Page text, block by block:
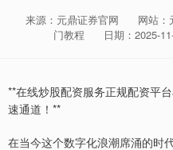
来源：元鼎证券官网
网站：
门教程
日期：2025-
**在线炒股配资服务正规配资平
速通道！**
在当今这个数字化浪潮席涌的时